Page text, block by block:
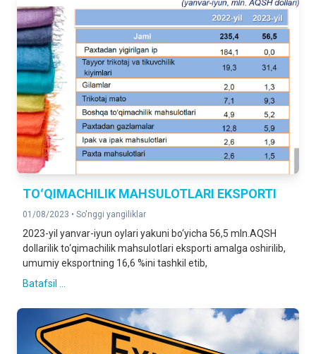
TOʻQIMACHILIK MAHSULOTLARI EKSPORTI
01/08/2023 • So'nggi yangiliklar
2023-yil yanvar-iyun oylari yakuni bo‘yicha 56,5 mln.AQSH
dollarilik to‘qimachilik mahsulotlari eksporti amalga oshirilib,
umumiy eksportning 16,6 %ini tashkil etib,
Batafsil ...